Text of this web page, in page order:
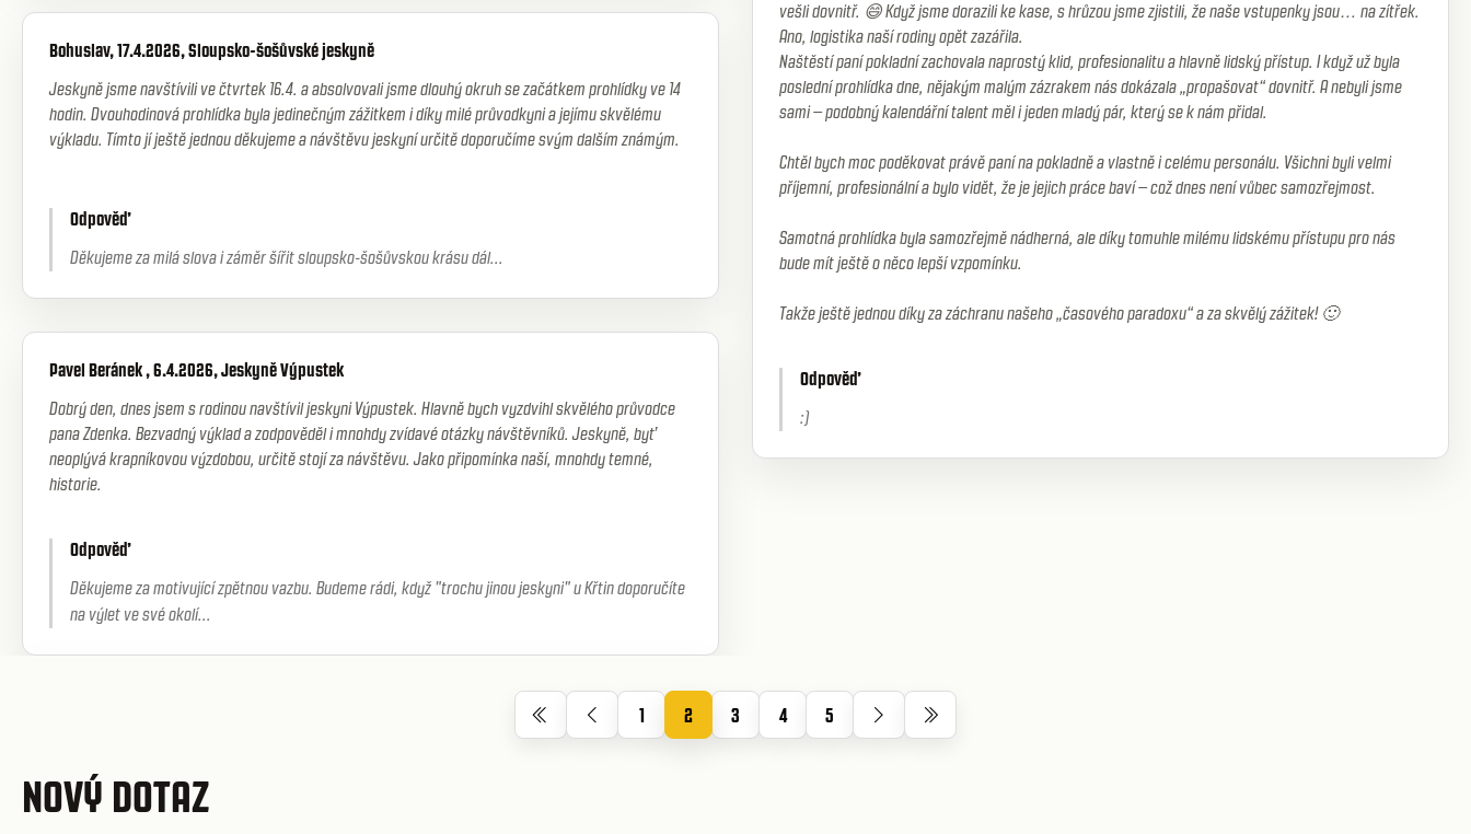
Bohuslav, 17.4.2026, Sloupsko-šošůvské jeskyně
Jeskyně jsme navštívili ve čtvrtek 16.4. a absolvovali jsme dlouhý okruh se začátkem prohlídky ve 14
hodin. Dvouhodinová prohlídka byla jedinečným zážitkem i díky milé průvodkyni a jejímu skvělému
výkladu. Tímto jí ještě jednou děkujeme a návštěvu jeskyní určitě doporučíme svým dalším známým.
Odpověď
Děkujeme za milá slova i záměr šířit sloupsko-šošůvskou krásu dál...
Pavel Beránek , 6.4.2026, Jeskyně Výpustek
Dobrý den, dnes jsem s rodinou navštívil jeskyni Výpustek. Hlavně bych vyzdvihl skvělého průvodce
pana Zdenka. Bezvadný výklad a zodpověděl i mnohdy zvídavé otázky návštěvníků. Jeskyně, byť
neoplývá krapníkovou výzdobou, určitě stojí za návštěvu. Jako připomínka naší, mnohdy temné,
historie.
Odpověď
Děkujeme za motivující zpětnou vazbu. Budeme rádi, když "trochu jinou jeskyni" u Křtin doporučíte
na výlet ve své okolí...
vešli dovnitř. 😄 Když jsme dorazili ke kase, s hrůzou jsme zjistili, že naše vstupenky jsou… na zítřek.
Ano, logistika naší rodiny opět zazářila.
Naštěstí paní pokladní zachovala naprostý klid, profesionalitu a hlavně lidský přístup. I když už byla
poslední prohlídka dne, nějakým malým zázrakem nás dokázala „propašovat“ dovnitř. A nebyli jsme
sami – podobný kalendářní talent měl i jeden mladý pár, který se k nám přidal.
Chtěl bych moc poděkovat právě paní na pokladně a vlastně i celému personálu. Všichni byli velmi
příjemní, profesionální a bylo vidět, že je jejich práce baví – což dnes není vůbec samozřejmost.
Samotná prohlídka byla samozřejmě nádherná, ale díky tomuhle milému lidskému přístupu pro nás
bude mít ještě o něco lepší vzpomínku.
Takže ještě jednou díky za záchranu našeho „časového paradoxu“ a za skvělý zážitek! 🙂
Odpověď
:)
1 2 3 4 5
NOVÝ DOTAZ